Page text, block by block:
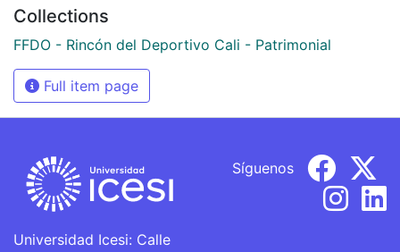
Collections
FFDO - Rincón del Deportivo Cali - Patrimonial
Full item page
Universidad Icesi: Calle
Síguenos